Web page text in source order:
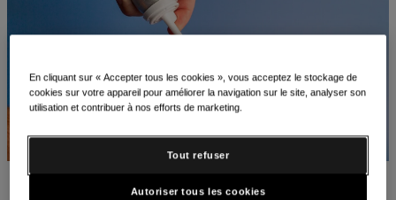
En cliquant sur « Accepter tous les cookies », vous acceptez le stockage de
cookies sur votre appareil pour améliorer la navigation sur le site, analyser son
utilisation et contribuer à nos efforts de marketing.
Tout refuser
Autoriser tous les cookies